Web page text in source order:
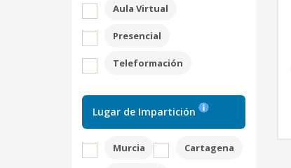
Aula Virtual
Presencial
Teleformación
Lugar de Impartición
Murcia Cartagena